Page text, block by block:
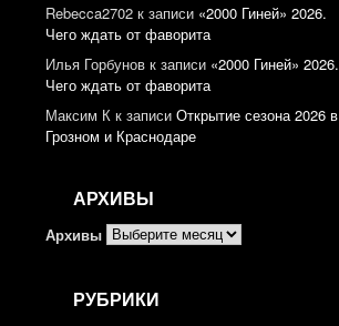
Rebecca2702 к записи «2000 Гиней» 2026.
Чего ждать от фаворита
Илья Горбунов к записи «2000 Гиней» 2026.
Чего ждать от фаворита
Максим К к записи Открытие сезона 2026 в
Грозном и Краснодаре
АРХИВЫ
Архивы
РУБРИКИ